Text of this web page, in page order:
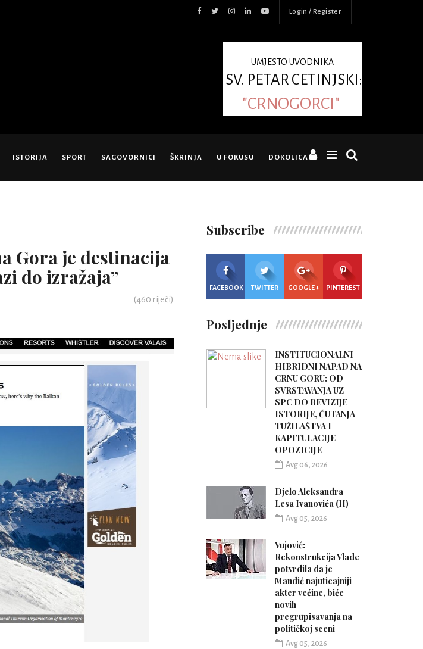
Login / Register
UMJESTO UVODNIKA
SV. PETAR CETINJSKI:
"CRNOGORCI"
ISTORIJA SPORT SAGOVORNICI ŠKRINJA U FOKUSU DOKOLICA
Gora je destinacija
do izražaja”
(460 riječi)
Subscribe
FACEBOOK TWITTER GOOGLE + PINTEREST
Posljednje
INSTITUCIONALNI
HIBRIDNI NAPAD NA
CRNU GORU: OD
SVRSTAVANJA UZ
SPC DO REVIZIJE
ISTORIJE, ĆUTANJA
TUŽILAŠTVA I
KAPITULACIJE
OPOZICIJE
Avg 06, 2026
Djelo Aleksandra
Lesa Ivanovića (II)
Avg 05, 2026
Vujović:
Rekonstrukcija Vlade
potvrdila da je
Mandić najuticajniji
akter većine, biće
novih
pregrupisavanja na
političkoj sceni
Avg 05, 2026